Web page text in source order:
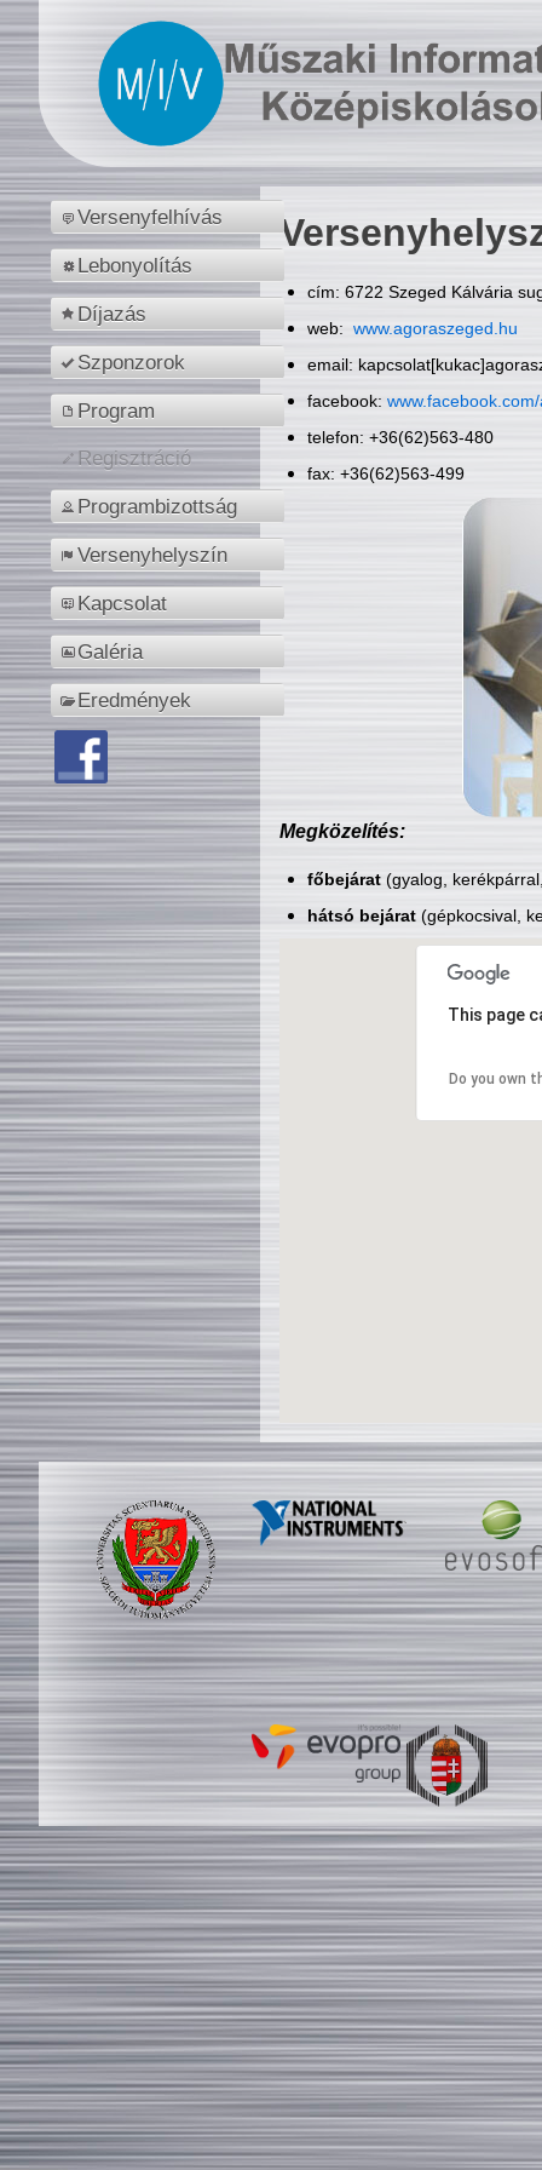
Versenyfelhívás
Lebonyolítás
Díjazás
Szponzorok
Program
Regisztráció
Programbizottság
Versenyhelyszín
Kapcsolat
Galéria
Eredmények
cím: 6722 Szeged Kálvária
web: www.agoraszeged.hu
email:
facebook:
telefon: +36(62)563-480
fax: +36(62)563-499
Megközelítés:
főbejárat(gyalog,
hátsó bejárat(gépkocsival,
This page
Do you own